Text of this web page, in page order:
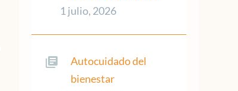
1 julio, 2026
Autocuidado del
bienestar